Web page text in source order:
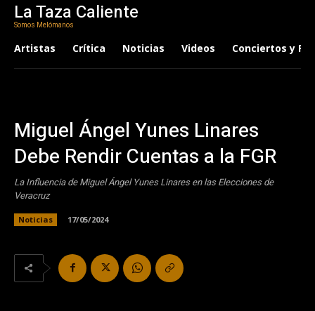
La Taza Caliente
Somos Melómanos
Artistas Crítica Noticias Videos Conciertos y
Miguel Ángel Yunes Linares
Debe Rendir Cuentas a la FGR
La Influencia de Miguel Ángel Yunes Linares en las Elecciones de
Veracruz
Noticias 17/05/2024